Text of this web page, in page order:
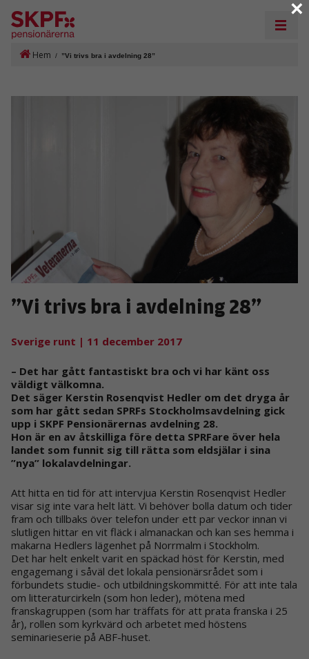
Hem / ”Vi trivs bra i avdelning 28”
”Vi trivs bra i avdelning 28”
Sverige runt | 11 december 2017
– Det har gått fantastiskt bra och vi har känt oss
väldigt välkomna.
Det säger Kerstin Rosenqvist Hedler om det dryga år
som har gått sedan SPRFs Stockholmsavdelning gick
upp i SKPF Pensionärernas avdelning 28.
Hon är en av åtskilliga före detta SPRFare över hela
landet som funnit sig till rätta som eldsjälar i sina
”nya” lokalavdelningar.
Att hitta en tid för att intervjua Kerstin Rosenqvist Hedler
visar sig inte vara helt lätt. Vi behöver bolla datum och tider
fram och tillbaks över telefon under ett par veckor innan vi
slutligen hittar en vit fläck i almanackan och kan ses hemma i
makarna Hedlers lägenhet på Norrmalm i Stockholm.
Det har helt enkelt varit en späckad höst för Kerstin, med
engagemang i såväl det lokala pensionärsrådet som i
förbundets studie- och utbildningskommitté. För att inte tala
om litteraturcirkeln (som hon leder), mötena med
franskagruppen (som har träffats för att prata franska i 25
år), rollen som kyrkvärd och arbetet med höstens
seminarieserie på ABF-huset.
×